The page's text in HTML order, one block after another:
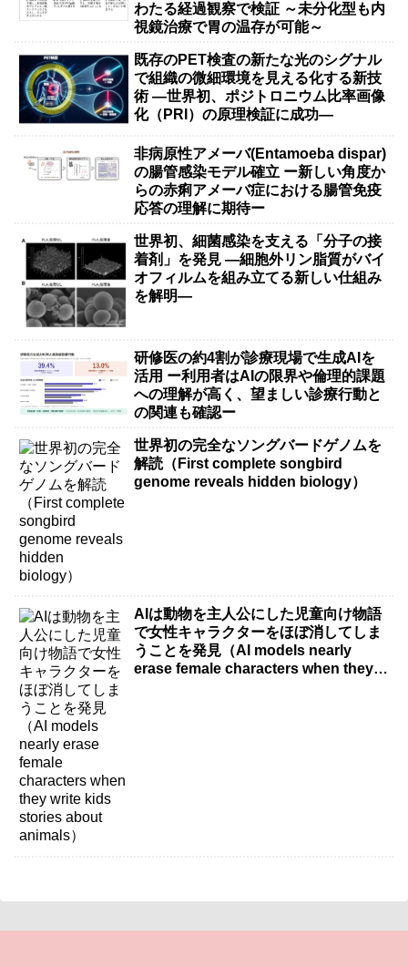
わたる経過観察で検証 ～未分化型も内
視鏡治療で胃の温存が可能～
既存のPET検査の新たな光のシグナル
で組織の微細環境を見える化する新技
術 ―世界初、ポジトロニウム比率画像
化（PRI）の原理検証に成功―
非病原性アメーバ(Entamoeba dispar)
の腸管感染モデル確立 ー新しい角度か
らの赤痢アメーバ症における腸管免疫
応答の理解に期待ー
世界初、細菌感染を支える「分子の接
着剤」を発見 ―細胞外リン脂質がバイ
オフィルムを組み立てる新しい仕組み
を解明―
研修医の約4割が診療現場で生成AIを
活用 ー利用者はAIの限界や倫理的課題
への理解が高く、望ましい診療行動と
の関連も確認ー
世界初の完全なソングバードゲノムを
解読（First complete songbird
genome reveals hidden biology）
AIは動物を主人公にした児童向け物語
で女性キャラクターをほぼ消してしま
うことを発見（AI models nearly
erase female characters when they